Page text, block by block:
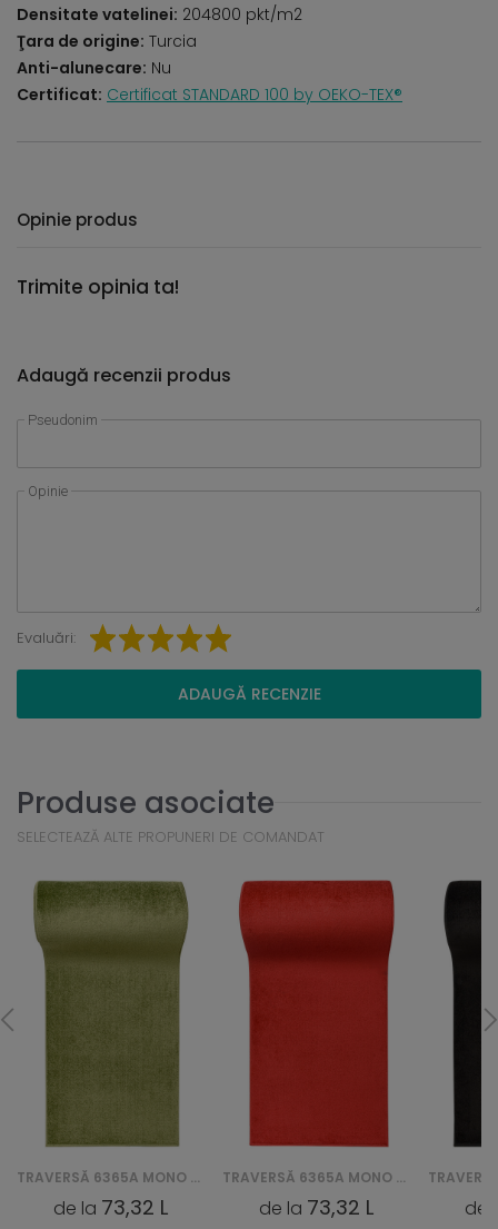
Densitate vatelinei: 204800 pkt/m2
Ţara de origine: Turcia
Anti-alunecare: Nu
Certificat: Certificat STANDARD 100 by OEKO-TEX®
Opinie produs
Trimite opinia ta!
Adaugă recenzii produs
Pseudonim
Opinie
Evaluări:
ADAUGĂ RECENZIE
Produse asociate
SELECTEAZĂ ALTE PROPUNERI DE COMANDAT
TRAVERSĂ 6365A MONO CHODNIK GNH - ZIELONY
de la 73,32 L
TRAVERSĂ 6365A MONO CHODNIK GNH - CZERWONY
de la 73,32 L de